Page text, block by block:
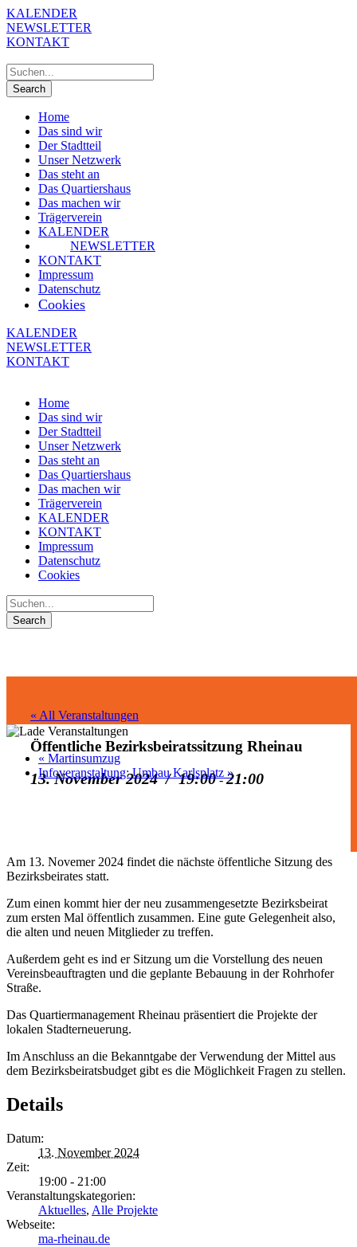
KALENDER
NEWSLETTER
KONTAKT
Home
Das sind wir
Der Stadtteil
Unser Netzwerk
Das steht an
Das Quartiershaus
Das machen wir
Trägerverein
KALENDER
NEWSLETTER
KONTAKT
Impressum
Datenschutz
Cookies
KALENDER
NEWSLETTER
KONTAKT
Home
Das sind wir
Der Stadtteil
Unser Netzwerk
Das steht an
Das Quartiershaus
Das machen wir
Trägerverein
KALENDER
KONTAKT
Impressum
Datenschutz
Cookies
« All Veranstaltungen
Öffentliche Bezirksbeiratssitzung Rheinau
13. November 2024 / 19:00-21:00
« Martinsumzug
Infoveranstaltung: Umbau Karlsplatz »
Am 13. Novemer 2024 findet die nächste öffentliche Sitzung des
Bezirksbeirates statt.
Zum einen kommt hier der neu zusammengesetzte Bezirksbeirat
zum ersten Mal öffentlich zusammen. Eine gute Gelegenheit also,
die alten und neuen Mitglieder zu treffen.
Außerdem geht es ind er Sitzung um die Vorstellung des neuen
Vereinsbeauftragten und die geplante Bebauung in der Rohrhofer
Straße.
Das Quartiermanagement Rheinau präsentiert die Projekte der
lokalen Stadterneuerung.
Im Anschluss an die Bekanntgabe der Verwendung der Mittel aus
dem Bezirksbeiratsbudget gibt es die Möglichkeit Fragen zu stellen.
Details
Datum:
13. November 2024
Zeit:
19:00 - 21:00
Veranstaltungskategorien:
Aktuelles, Alle Projekte
Webseite:
ma-rheinau.de